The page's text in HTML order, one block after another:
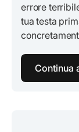
errore
tua testa
Continua